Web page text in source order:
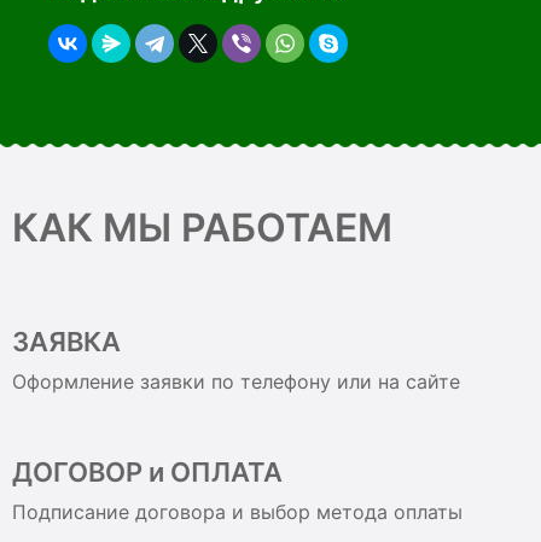
КАК МЫ РАБОТАЕМ
ЗАЯВКА
Оформление заявки по телефону или на сайте
ДОГОВОР и ОПЛАТА
Подписание договора и выбор метода оплаты